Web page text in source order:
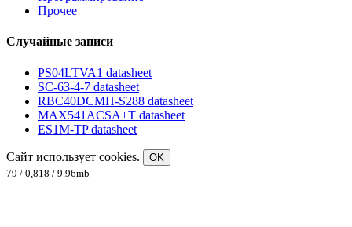
Прочее
Случайные записи
PS04LTVA1 datasheet
SC-63-4-7 datasheet
RBC40DCMH-S288 datasheet
MAX541ACSA+T datasheet
ES1M-TP datasheet
Сайт использует cookies.
OK
79 / 0,818 / 9.96mb